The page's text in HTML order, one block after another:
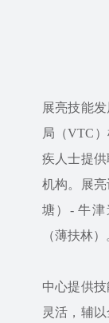
展亮技能
局（VTC
疾人士提
机构。展
塘）- 牛
（薄扶林）
中心提供
灵活，辅